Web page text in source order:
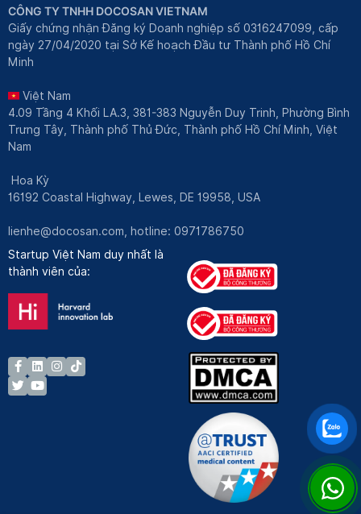
CÔNG TY TNHH DOCOSAN VIETNAM
Giấy chứng nhận Đăng ký Doanh nghiệp số 0316247099, cấp
ngày 27/04/2020 tại Sở Kế hoạch Đầu tư Thành phố Hồ Chí
Minh
Việt Nam
4.09 Tầng 4 Khối LA.3, 381-383 Nguyễn Duy Trinh, Phường Bình
Trưng Tây, Thành phố Thủ Đức, Thành phố Hồ Chí Minh, Việt
Nam
Hoa Kỳ
16192 Coastal Highway, Lewes, DE 19958, USA
lienhe@docosan.com , hotline: 0971786750
Startup Việt Nam duy nhất là
thành viên của: